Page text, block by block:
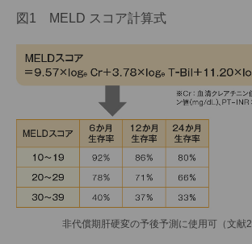
図1 MELD スコア計算式
非代償期肝硬変の予後予測に使用可（文献2